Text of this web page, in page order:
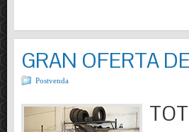
GRAN OFERTA
Postvenda